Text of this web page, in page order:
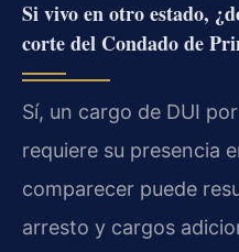
Si vivo en otro estado,
corte del Condado de
Sí, un cargo de DUI
requiere su presencia
comparecer puede
arresto y cargos